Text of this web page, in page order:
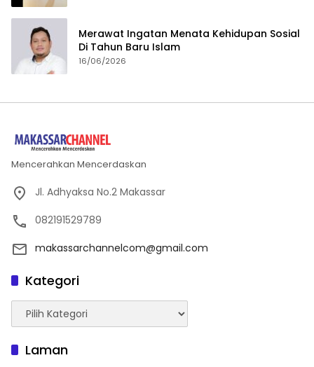
Merawat Ingatan Menata Kehidupan Sosial
Di Tahun Baru Islam
16/06/2026
Mencerahkan Mencerdaskan
Jl. Adhyaksa No.2 Makassar
082191529789
makassarchannelcom@gmail.com
Kategori
Kategori
Laman